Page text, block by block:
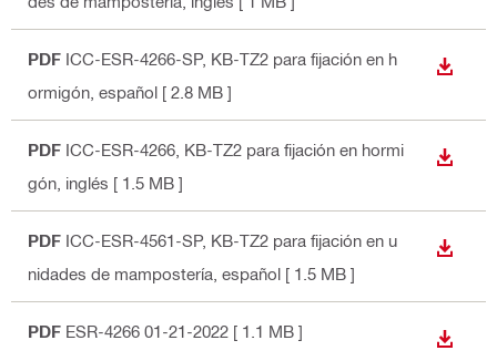
PDF ICC-ESR-4266-SP, KB-TZ2 para fijación en h
ormigón , español [ 2.8 MB ]
PDF ICC-ESR-4266, KB-TZ2 para fijación en hormi
gón , inglés [ 1.5 MB ]
PDF ICC-ESR-4561-SP, KB-TZ2 para fijación en u
nidades de mampostería , español [ 1.5 MB ]
PDF ESR-4266 01-21-2022 [ 1.1 MB ]